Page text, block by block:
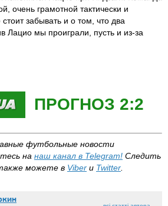
очень грамотной тактически и
забывать и о том, что два
Лацио мы проиграли, пусть и из-за
ПРОГНОЗ 2:2
футбольные новости
на наш канал в Telegram! Следить
можете в Viber и Twitter